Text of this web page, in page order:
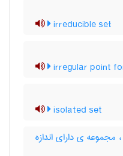
irreducible set
irregular point
isolated set
مجموعه ی دارای اندازه